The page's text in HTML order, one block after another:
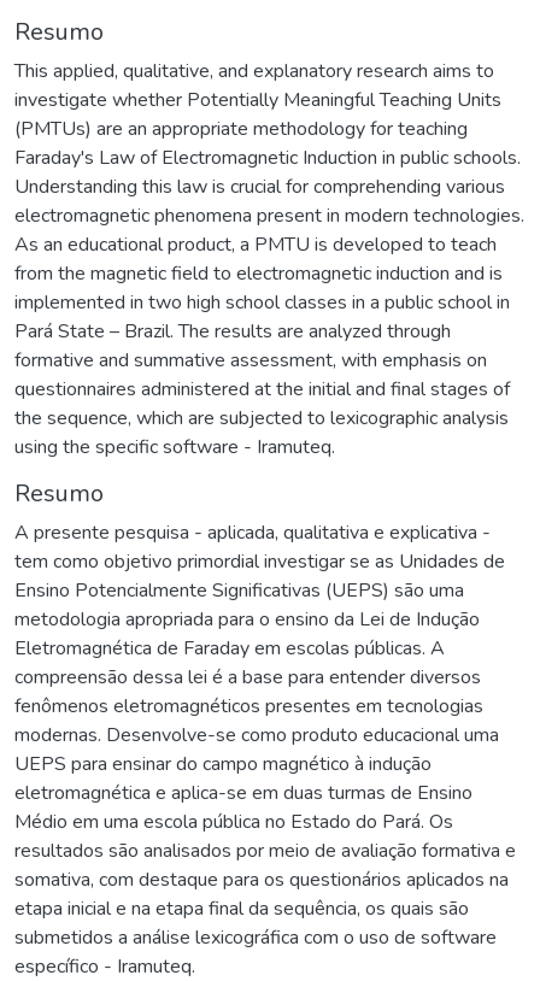
Resumo
This applied, qualitative, and explanatory research aims to
investigate whether Potentially Meaningful Teaching Units
(PMTUs) are an appropriate methodology for teaching
Faraday's Law of Electromagnetic Induction in public schools.
Understanding this law is crucial for comprehending various
electromagnetic phenomena present in modern technologies.
As an educational product, a PMTU is developed to teach
from the magnetic field to electromagnetic induction and is
implemented in two high school classes in a public school in
Pará State – Brazil. The results are analyzed through
formative and summative assessment, with emphasis on
questionnaires administered at the initial and final stages of
the sequence, which are subjected to lexicographic analysis
using the specific software - Iramuteq.
Resumo
A presente pesquisa - aplicada, qualitativa e explicativa -
tem como objetivo primordial investigar se as Unidades de
Ensino Potencialmente Significativas (UEPS) são uma
metodologia apropriada para o ensino da Lei de Indução
Eletromagnética de Faraday em escolas públicas. A
compreensão dessa lei é a base para entender diversos
fenômenos eletromagnéticos presentes em tecnologias
modernas. Desenvolve-se como produto educacional uma
UEPS para ensinar do campo magnético à indução
eletromagnética e aplica-se em duas turmas de Ensino
Médio em uma escola pública no Estado do Pará. Os
resultados são analisados por meio de avaliação formativa e
somativa, com destaque para os questionários aplicados na
etapa inicial e na etapa final da sequência, os quais são
submetidos a análise lexicográfica com o uso de software
específico - Iramuteq.